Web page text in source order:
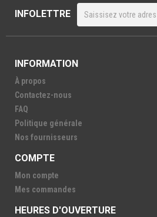
INFOLETTRE
INFORMATION
À propos
Contactez-nous
FAQ
Politique générale
Nos fournisseurs
COMPTE
Mon compte
Mes commandes
HEURES D'OUVERTURE